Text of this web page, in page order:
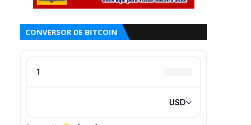
CONVERSOR DE BITCOIN